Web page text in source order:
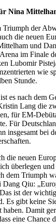
Nina
Triumph der
die neuen
und
im Finale
Lubomir
wie
Stunde.
es nach dem
Lang die
für EM-
Für
insgesamt bei
die neuen
überlegen
dem Triumph
Qiu:
ist der
Es gibt keine
haben. Damit
eine Chance